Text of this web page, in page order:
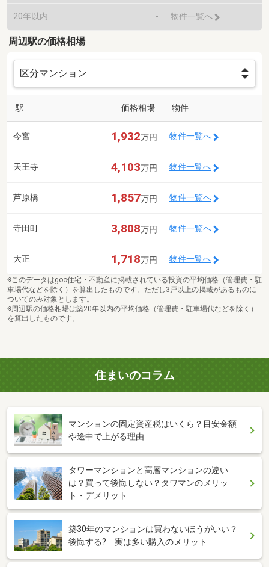
20年以内 - 物件一覧へ
周辺駅の価格相場
駅 価格相場 物件
今宮 1,932万円 物件一覧へ
天王寺 4,103万円 物件一覧へ
芦原橋 1,857万円 物件一覧へ
寺田町 3,808万円 物件一覧へ
大正 1,718万円 物件一覧へ
※このデータはgoo住宅・不動産に掲載されている投資の平均価格（管理費・駐
車場代などを除く）を算出したものです。ただし3戸以上の掲載があるものに
ついてのみ対象とします。
※周辺駅の価格相場は築20年以内の平均価格（管理費・駐車場代などを除く）
を算出したものです。
住まいのコラム
マンションの固定資産税はいくら？目安金額
や途中で上がる理由
タワーマンションと高層マンションの違い
は？買って後悔しない？タワマンのメリッ
ト・デメリット
築30年のマンションは買わないほうがいい？
後悔する? 実は多い購入のメリット